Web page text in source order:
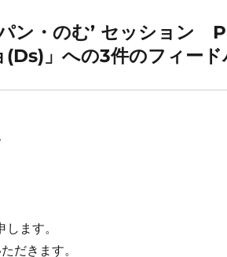
パン・のむ’ セッショ
」への3件のフィード
ます。
だきます。